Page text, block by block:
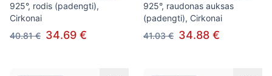
925°, rodis (padengti),
Cirkonai
40.81 € 34.69 €
925°, raudonas auksas
(padengti), Cirkonai
41.03 € 34.88 €